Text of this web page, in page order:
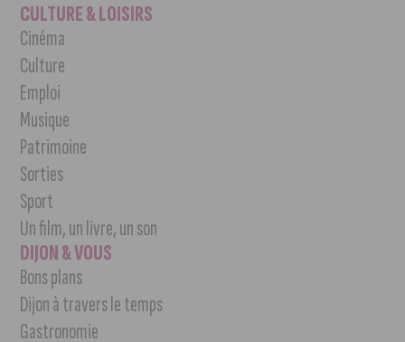
CULTURE & LOISIRS
Cinéma
Culture
Emploi
Musique
Patrimoine
Sorties
Sport
Un film, un livre, un son
DIJON & VOUS
Bons plans
Dijon à travers le temps
Gastronomie